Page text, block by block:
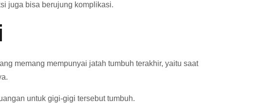
juga bisa berujung komplikasi.
memang mempunyai jatah tumbuh terakhir, yaitu saat
untuk gigi-gigi tersebut tumbuh.